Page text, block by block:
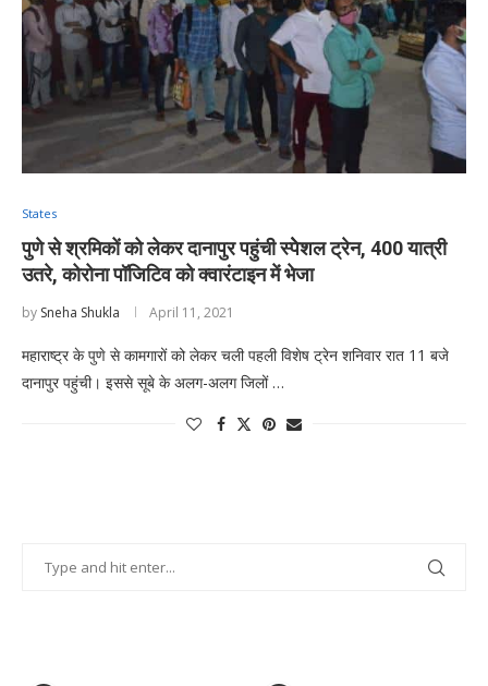
States
पुणे से श्रमिकों को लेकर दानापुर पहुंची स्पेेशल ट्रेन, 400 यात्री
उतरे, कोरोना पॉजिटिव को क्वारंटाइन में भेजा
by Sneha Shukla April 11, 2021
महाराष्ट्र के पुणे से कामगारों को लेकर चली पहली विशेष ट्रेन शनिवार रात 11 बजे
दानापुर पहुंची। इससे सूबे के अलग-अलग जिलों …